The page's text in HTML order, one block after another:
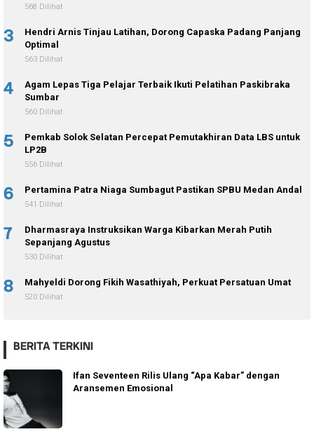
568 Dilihat
3
Hendri Arnis Tinjau Latihan, Dorong Capaska Padang Panjang
Optimal
563 Dilihat
4
Agam Lepas Tiga Pelajar Terbaik Ikuti Pelatihan Paskibraka
Sumbar
560 Dilihat
5
Pemkab Solok Selatan Percepat Pemutakhiran Data LBS untuk
LP2B
556 Dilihat
6 Pertamina Patra Niaga Sumbagut Pastikan SPBU Medan Andal
541 Dilihat
7
Dharmasraya Instruksikan Warga Kibarkan Merah Putih
Sepanjang Agustus
530 Dilihat
8 Mahyeldi Dorong Fikih Wasathiyah, Perkuat Persatuan Umat
520 Dilihat
BERITA TERKINI
Ifan Seventeen Rilis Ulang “Apa Kabar” dengan
Aransemen Emosional